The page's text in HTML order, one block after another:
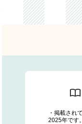
・掲載され
2025年です。